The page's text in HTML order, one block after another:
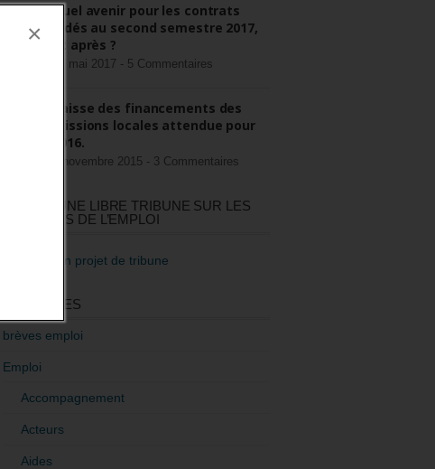
×
Quel avenir pour les contrats
aidés au second semestre 2017,
et après ?
22 mai 2017 - 5 Commentaires
Baisse des financements des
missions locales attendue pour
2016.
3 novembre 2015 - 3 Commentaires
RÉDIGEZ UNE LIBRE TRIBUNE SUR LES
POLITIQUES DE L’EMPLOI
>Décrire mon projet de tribune
CATÉGORIES
brèves emploi
Emploi
Accompagnement
Acteurs
Aides